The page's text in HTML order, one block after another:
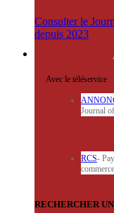
Consulter le
depuis 2023
Avec le téléservice
Journal
RCS-
RECHERCHER